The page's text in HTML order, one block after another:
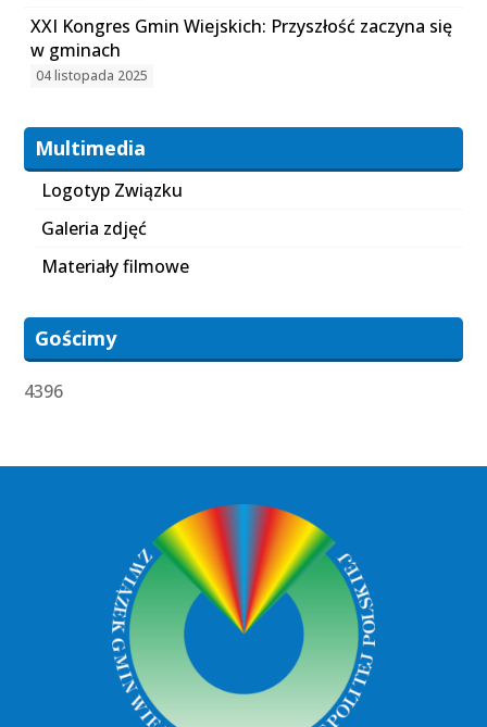
XXI Kongres Gmin Wiejskich: Przyszłość zaczyna się
w gminach
04 listopada 2025
Multimedia
Logotyp Związku
Galeria zdjęć
Materiały filmowe
Gościmy
4396